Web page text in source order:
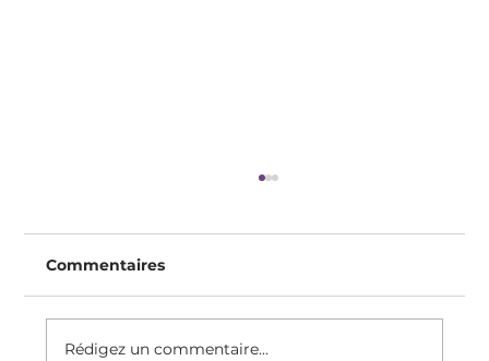
Commentaires
Rédigez un commentaire...